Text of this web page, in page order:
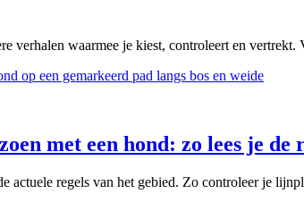
verhalen waarmee je kiest, controleert en
met een hond: zo lees je de
actuele regels van het gebied. Zo controleer je